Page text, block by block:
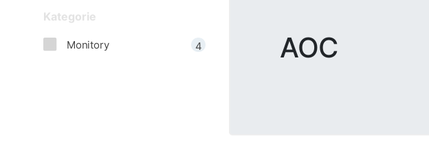
AOC
Kategorie
Monitory 4